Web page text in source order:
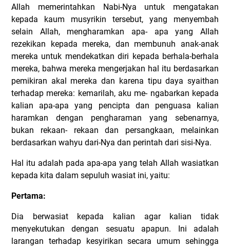
Allah memerintahkan Nabi-Nya untuk mengatakan
kepada kaum musyrikin tersebut, yang menyembah
selain Allah, mengharamkan apa- apa yang Allah
rezekikan kepada mereka, dan membunuh anak-anak
mereka untuk mendekatkan diri kepada berhala-berhala
mereka, bahwa mereka mengerjakan hal itu berdasarkan
pemikiran akal mereka dan karena tipu daya syaithan
terhadap mereka: kemarilah, aku me- ngabarkan kepada
kalian apa-apa yang pencipta dan penguasa kalian
haramkan dengan pengharaman yang sebenarnya,
bukan rekaan- rekaan dan persangkaan, melainkan
berdasarkan wahyu dari-Nya dan perintah dari sisi-Nya.
Hal itu adalah pada apa-apa yang telah Allah wasiatkan
kepada kita dalam sepuluh wasiat ini, yaitu:
Pertama:
Dia berwasiat kepada kalian agar kalian tidak
menyekutukan dengan sesuatu apapun. Ini adalah
larangan terhadap kesyirikan secara umum sehingga